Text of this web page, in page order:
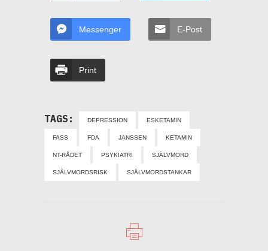
Messenger E-Post
Print
TAGS: DEPRESSION ESKETAMIN
FASS FDA JANSSEN KETAMIN
NT-RÅDET PSYKIATRI SJÄLVMORD
SJÄLVMORDSRISK SJÄLVMORDSTANKAR